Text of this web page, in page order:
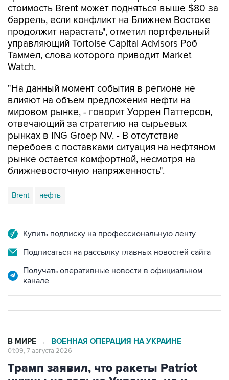
стоимость Brent может подняться выше $80 за
баррель, если конфликт на Ближнем Востоке
продолжит нарастать", отметил портфельный
управляющий Tortoise Capital Advisors Роб
Таммел, слова которого приводит Market
Watch.
"На данный момент события в регионе не
влияют на объем предложения нефти на
мировом рынке, - говорит Уоррен Паттерсон,
отвечающий за стратегию на сырьевых
рынках в ING Groep NV. - В отсутствие
перебоев с поставками ситуация на нефтяном
рынке остается комфортной, несмотря на
ближневосточную напряженность".
Brent нефть
Купить подписку на профессиональную ленту
Подписаться на рассылку главных новостей сайта
Получать оперативные новости в официальном
канале
В МИРЕ → ВОЕННАЯ ОПЕРАЦИЯ НА УКРАИНЕ
01:09, 7 августа 2026
Трамп заявил, что ракеты Patriot